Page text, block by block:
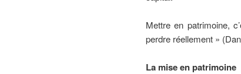
Mettre en patrimoine,
perdre réellement »
La mise en patrimoine